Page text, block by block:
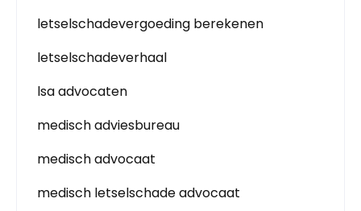
letselschadevergoeding berekenen
letselschadeverhaal
lsa advocaten
medisch adviesbureau
medisch advocaat
medisch letselschade advocaat